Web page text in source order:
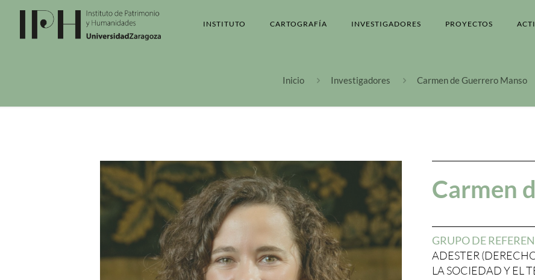
INSTITUTO CARTOGRAFÍA INVESTIGADORES PROYECTOS
Inicio Investigadores Carmen de Guerrero Manso
Carmen
GRUPO DE
ADESTER
LA SOCIEDAD Y EL